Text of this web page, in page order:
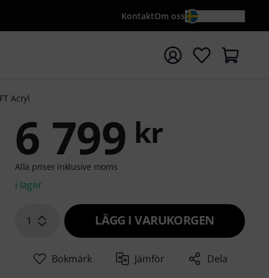
KontaktOm oss
sökningen med söktermen {searchTerm}
Acryl
6 799 kr
Alla priser inklusive moms
i lager
1 LÄGG I VARUKORGEN
Bokmärk Jämför Dela